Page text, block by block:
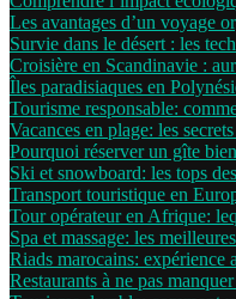
Les avantages d’un voyage
Survie dans le désert : les
Croisière en Scandinavie :
Îles paradisiaques en
Tourisme responsable:
Vacances en plage: les
Pourquoi réserver un gîte
Ski et snowboard: les tops
Transport touristique en
Tour opérateur en Afrique:
Spa et massage: les
Riads marocains: expérience
Restaurants à ne pas